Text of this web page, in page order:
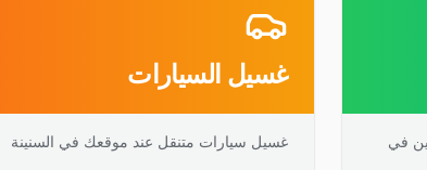
في
غسيل السيارات
غسيل سيارات متنقل عند موقعك في السنينة